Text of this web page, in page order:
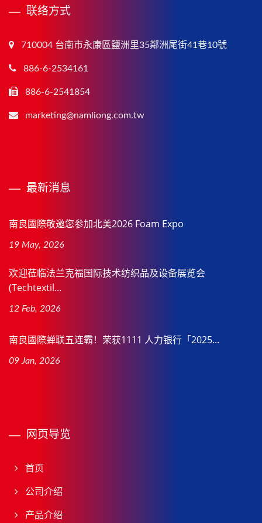
联络方式
710004 台南市永康區鹽洲里35鄰洲尾街41巷10號
886-6-2534161
886-6-2541854
marketing@namliong.com.tw
最新消息
南良國際敬邀您参加北美2026 Foam Expo
19 May, 2026
欢迎莅临法兰克福国际技术纺织品及设备展览会
(Techtextil...
12 Feb, 2026
南良國際蝉联五连霸！荣获1111 人力银行「2025...
09 Jan, 2026
网页导览
首页
公司介绍
产品介绍